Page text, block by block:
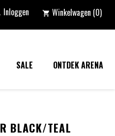
Inloggen shopping_cart Winkelwagen (0)
SALE ONTDEK ARENA
BLACK/TEAL